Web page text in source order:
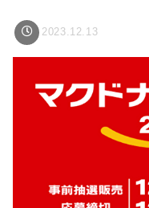
2023.12.13